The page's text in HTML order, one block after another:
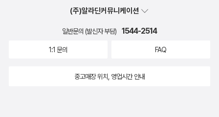
(주)알라딘커뮤니케이션
일반문의 (발신자 부담) 1544-2514
1:1 문의 FAQ
중고매장 위치, 영업시간 안내